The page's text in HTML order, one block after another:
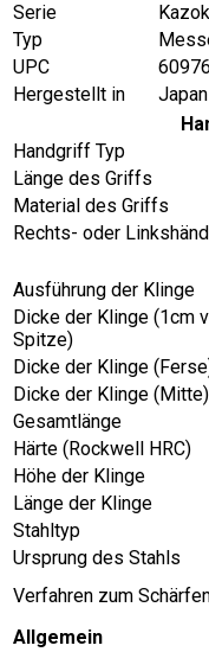
Serie
Typ
UPC
Hergestellt in
Japan
Handgriff Typ
Länge des Griffs
Material des Griffs
Rechts- oder
Ausführung der Klinge
Dicke der Klinge (1cm
Spitze)
Dicke der Klinge
Dicke der Klinge (Mitte)
Gesamtlänge
Härte (Rockwell HRC)
Höhe der Klinge
Länge der Klinge
Stahltyp
Ursprung des Stahls
Verfahren zum
Allgemein